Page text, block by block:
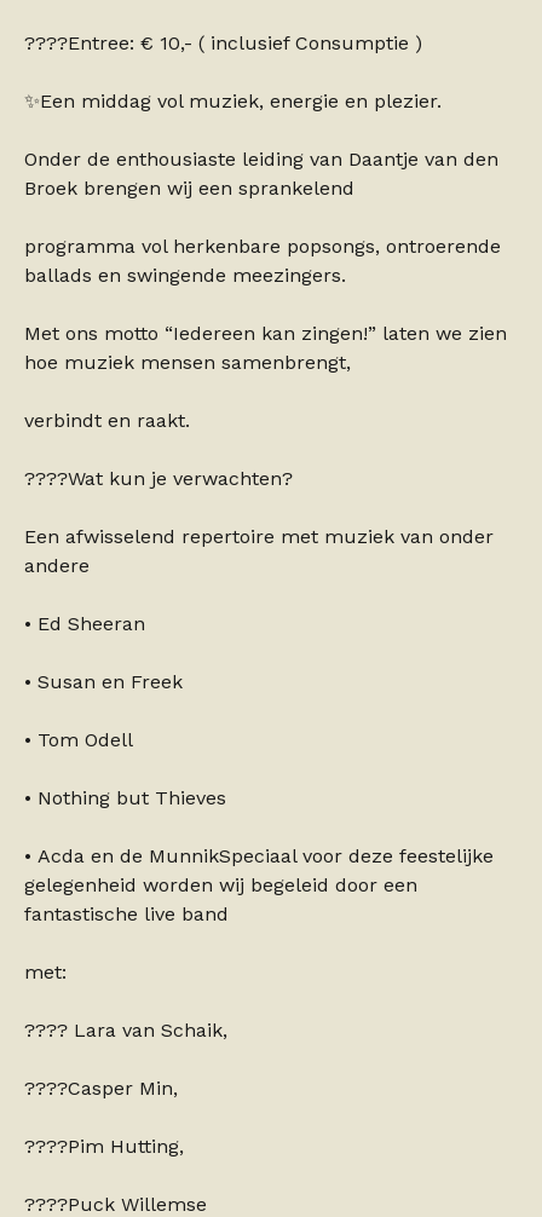
????Entree: € 10,- ( inclusief Consumptie )
✨Een middag vol muziek, energie en plezier.
Onder de enthousiaste leiding van Daantje van den
Broek brengen wij een sprankelend
programma vol herkenbare popsongs, ontroerende
ballads en swingende meezingers.
Met ons motto “Iedereen kan zingen!” laten we zien
hoe muziek mensen samenbrengt,
verbindt en raakt.
????Wat kun je verwachten?
Een afwisselend repertoire met muziek van onder
andere
• Ed Sheeran
• Susan en Freek
• Tom Odell
• Nothing but Thieves
• Acda en de MunnikSpeciaal voor deze feestelijke
gelegenheid worden wij begeleid door een
fantastische live band
met:
???? Lara van Schaik,
????Casper Min,
????Pim Hutting,
????Puck Willemse